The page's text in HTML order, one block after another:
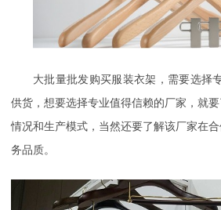
大批量批发购买服装衣架，需要选择
供货，想要选择专业值得信赖的厂家，就
情况和生产模式，当然还要了解该厂家在
务品质。